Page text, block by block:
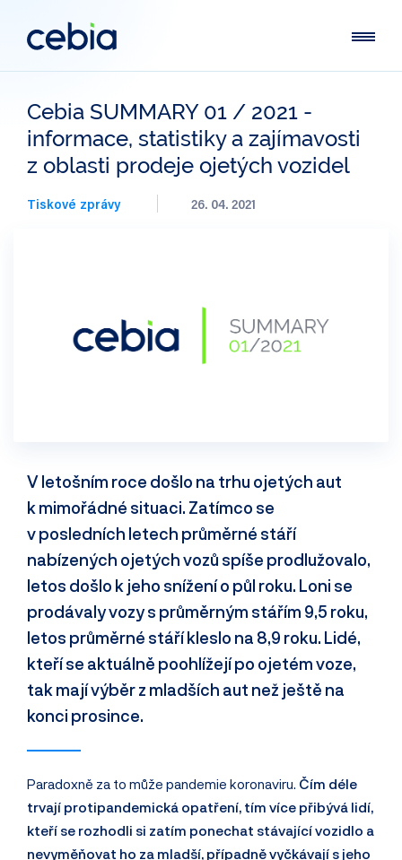
Cebia SUMMARY 01 / 2021 -
informace, statistiky a zajímavosti
z oblasti prodeje ojetých vozidel
Tiskové zprávy 26. 04. 2021
V letošním roce došlo na trhu ojetých aut
k mimořádné situaci. Zatímco se
v posledních letech průměrné stáří
nabízených ojetých vozů spíše prodlužovalo,
letos došlo k jeho snížení o půl roku. Loni se
prodávaly vozy s průměrným stářím 9,5 roku,
letos průměrné stáří kleslo na 8,9 roku. Lidé,
kteří se aktuálně poohlížejí po ojetém voze,
tak mají výběr z mladších aut než ještě na
konci prosince.
Paradoxně za to může pandemie koronaviru. Čím déle
trvají protipandemická opatření, tím více přibývá lidí,
kteří se rozhodli si zatím ponechat stávající vozidlo a
nevyměňovat ho za mladší, případně vyčkávají s jeho